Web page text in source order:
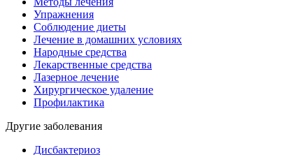
Упражнения
Соблюдение диеты
Лечение в домашних условиях
Народные средства
Лекарственные средства
Лазерное лечение
Хирургическое удаление
Профилактика
Другие заболевания
Дисбактериоз